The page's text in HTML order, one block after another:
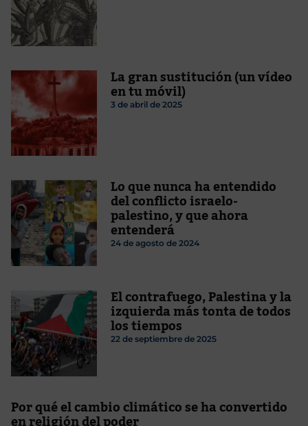
La gran sustitución (un vídeo
en tu móvil)
3 de abril de 2025
Lo que nunca ha entendido
del conflicto israelo-
palestino, y que ahora
entenderá
24 de agosto de 2024
El contrafuego, Palestina y la
izquierda más tonta de todos
los tiempos
22 de septiembre de 2025
Por qué el cambio climático se ha convertido